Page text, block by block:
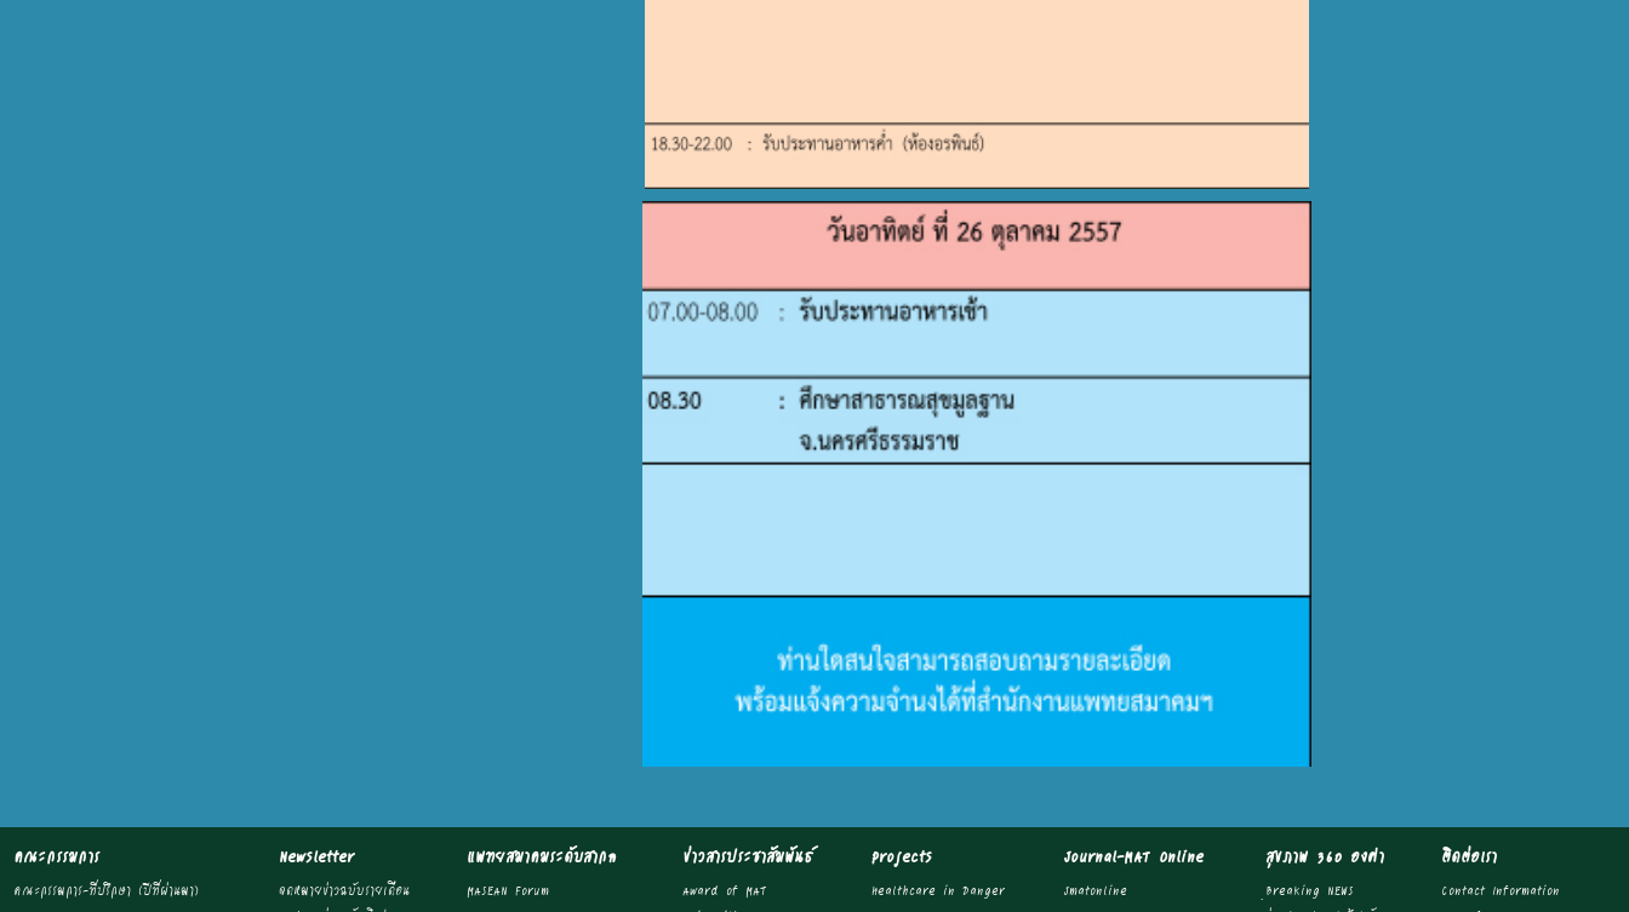
คณะกรรมการ
คณะกรรมการ-ที่ปรึกษา (ปีที่ผ่านมา)
Newsletter
จดหมายข่าวฉบับรายเดือน
แพทยสมาคมระดับสากล
MASEAN Forum
ข่าวสารประชาสัมพันธ์
Award of MAT
Projects
Healthcare in Danger
Journal-MAT Online
Jmatonline
สุขภาพ 360 องศา
ฺBreaking NEWS
ติดต่อเรา
Contact Information